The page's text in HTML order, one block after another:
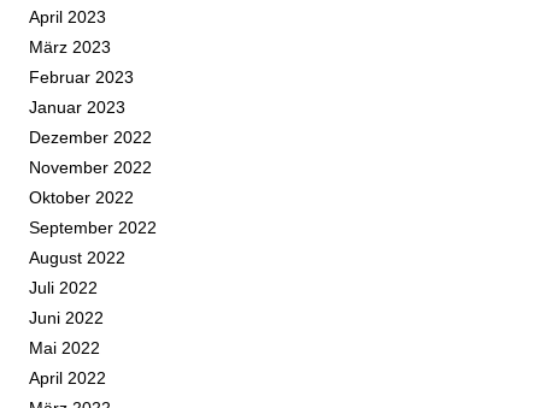
April 2023
März 2023
Februar 2023
Januar 2023
Dezember 2022
November 2022
Oktober 2022
September 2022
August 2022
Juli 2022
Juni 2022
Mai 2022
April 2022